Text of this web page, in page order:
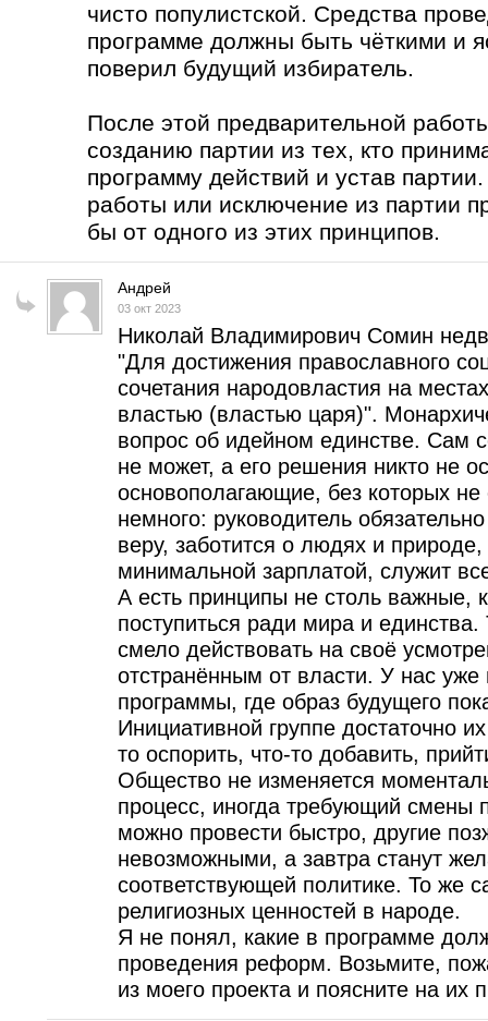
чисто популистской. Средства
программе должны быть чёткими и
поверил будущий избиратель.
После этой предварительной
созданию партии из тех, кто
программу действий и устав
работы или исключение из партии
бы от одного из этих принципов.
Андрей
03 окт 2023
Николай Владимирович Сомин
"Для достижения православного
сочетания народовластия на
властью (властью царя)".
вопрос об идейном единстве. Сам
не может, а его решения никто не
основополагающие, без которых
немного: руководитель
веру, заботится о людях и природе,
минимальной зарплатой, служит
А есть принципы не столь важные,
поступиться ради мира и
смело действовать на своё
отстранённым от власти. У нас
программы, где образ будущего
Инициативной группе достаточно
то оспорить, что-то добавить,
Общество не изменяется
процесс, иногда требующий
можно провести быстро, другие
невозможными, а завтра станут
соответствующей политике. То же
религиозных ценностей в народе.
Я не понял, какие в программе
проведения реформ. Возьмите,
из моего проекта и поясните на их